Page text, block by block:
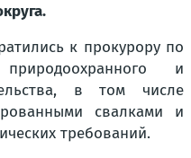
к прокурору по
и
в том числе
свалками и
требований.